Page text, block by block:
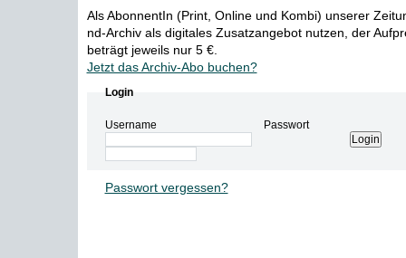
Als AbonnentIn (Print, Online und Kombi) unserer
nd-Archiv als digitales Zusatzangebot nutzen, der
beträgt jeweils nur 5 €.
Jetzt das Archiv-Abo buchen?
Login
Username Passwort
Passwort vergessen?